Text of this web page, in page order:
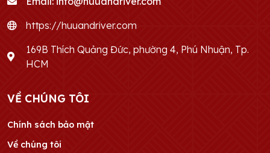
https://huuandriver.com
169B Thích Quảng Đức, phường 4, Phú Nhuận, Tp.
HCM
VỀ CHÚNG TÔI
Chính sách bảo mật
Về chúng tôi